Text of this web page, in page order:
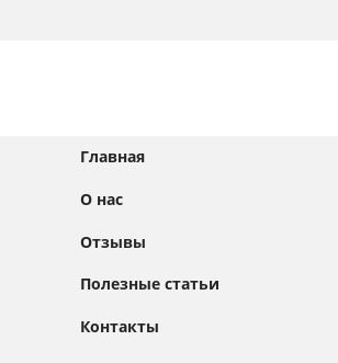
Главная
О нас
Отзывы
Полезные статьи
Контакты